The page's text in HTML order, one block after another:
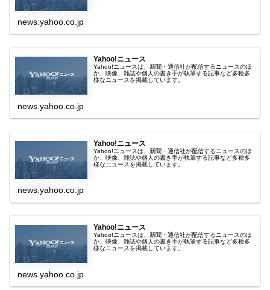
news.yahoo.co.jp
Yahoo!ニュース
Yahoo!ニュースは、新聞・通信社が配信するニュースのほ
か、映像、雑誌や個人の書き手が執筆する記事など多種多
様なニュースを掲載しています。
news.yahoo.co.jp
Yahoo!ニュース
Yahoo!ニュースは、新聞・通信社が配信するニュースのほ
か、映像、雑誌や個人の書き手が執筆する記事など多種多
様なニュースを掲載しています。
news.yahoo.co.jp
Yahoo!ニュース
Yahoo!ニュースは、新聞・通信社が配信するニュースのほ
か、映像、雑誌や個人の書き手が執筆する記事など多種多
様なニュースを掲載しています。
news.yahoo.co.jp